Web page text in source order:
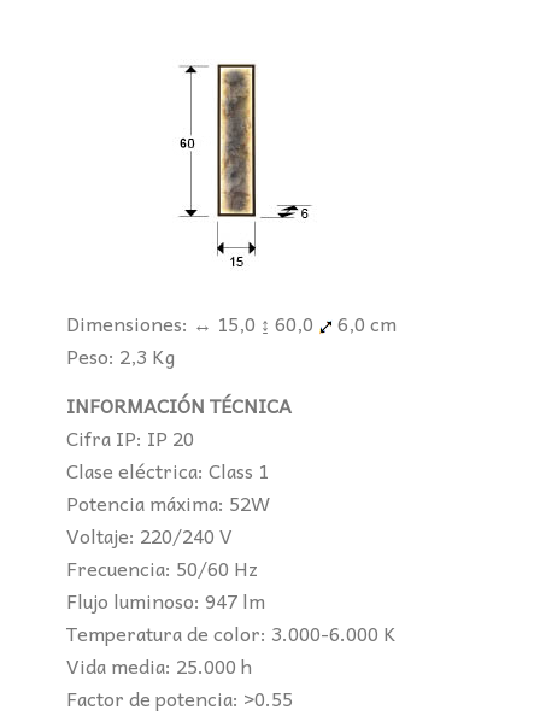
Dimensiones: ↔ 15,0 ↨ 60,0
6,0 cm
Peso: 2,3 Kg
INFORMACIÓN TÉCNICA
Cifra IP: IP 20
Clase eléctrica: Class 1
Potencia máxima: 52W
Voltaje: 220/240 V
Frecuencia: 50/60 Hz
Flujo luminoso: 947 lm
Temperatura de color: 3.000-6.000 K
Vida media: 25.000 h
Factor de potencia: >0.55